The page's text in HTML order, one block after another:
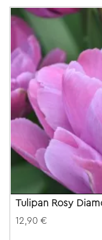
Tulipan Rosy
12,90 €